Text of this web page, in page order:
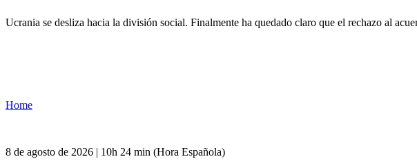
Ucrania se desliza hacia la división social. Finalmente ha quedado claro que el rechazo al
Home
8 de agosto de 2026 | 10h 24 min (Hora Española)